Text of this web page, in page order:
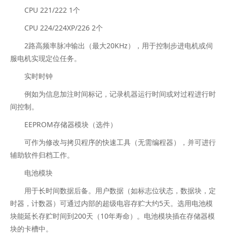
CPU 221/222 1个
CPU 224/224XP/226 2个
2路高频率脉冲输出（最大20KHz），用于控制步进电机或伺
服电机实现定位任务。
实时时钟
例如为信息加注时间标记，记录机器运行时间或对过程进行时
间控制。
EEPROM存储器模块（选件）
可作为修改与拷贝程序的快速工具（无需编程器），并可进行
辅助软件归档工作。
电池模块
用于长时间数据后备。用户数据（如标志位状态，数据块，定
时器，计数器）可通过内部的超级电容存贮大约5天。选用电池模
块能延长存贮时间到200天（10年寿命）。电池模块插在存储器模
块的卡槽中。